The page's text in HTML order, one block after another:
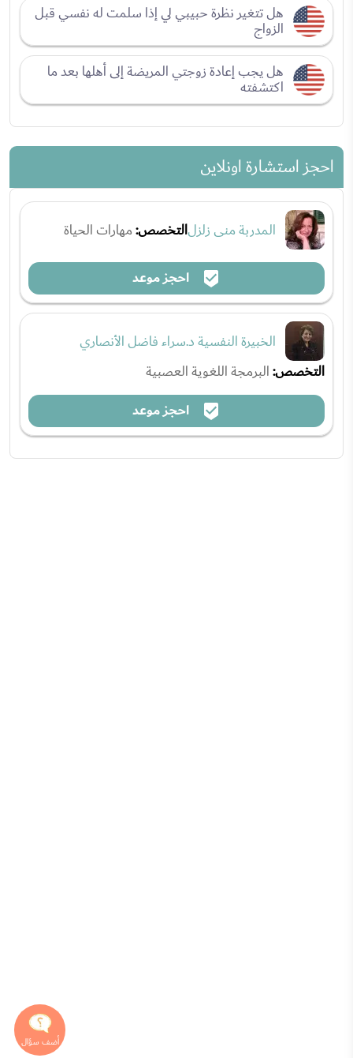
هل تتغير نظرة حبيبي لي إذا سلمت له نفسي قبل
الزواج
هل يجب إعادة زوجتي المريضة إلى أهلها بعد ما
اكتشفته
احجز استشارة اونلاين
المدربة منى زلزلالتخصص:مهارات الحياة
احجز موعد
الخبيرة النفسية د.سراء فاضل الأنصاري
التخصص:البرمجة اللغوية العصبية
احجز موعد